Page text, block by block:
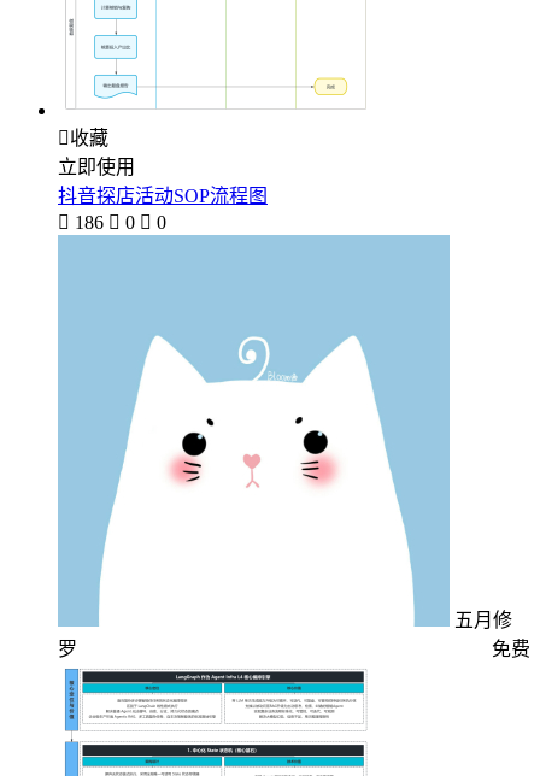
收藏
立即使用
抖音探店活动SOP流程图
 186  0  0
五月修
罗
免费